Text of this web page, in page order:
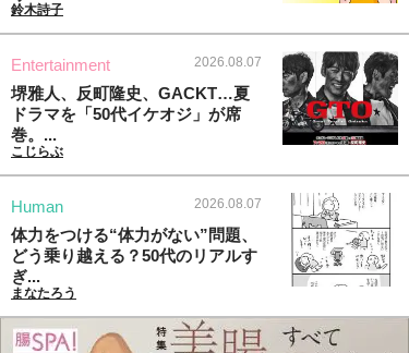
鈴木詩子
Entertainment 2026.08.07
堺雅人、反町隆史、GACKT…夏
ドラマを「50代イケオジ」が席
巻。...
こじらぶ
Human 2026.08.07
体力をつける“体力がない”問題、
どう乗り越える？50代のリアルす
ぎ...
まなたろう